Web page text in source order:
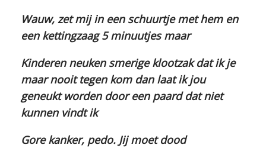
Wauw, zet mij in een schuurtje met hem en
een kettingzaag 5 minuutjes maar
Kinderen neuken smerige klootzak dat ik je
maar nooit tegen kom dan laat ik jou
geneukt worden door een paard dat niet
kunnen vindt ik
Gore kanker, pedo. Jij moet dood